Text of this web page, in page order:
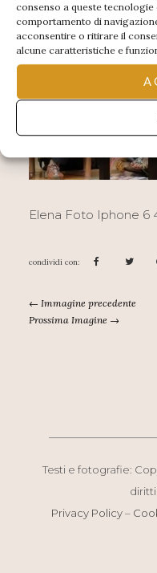
consenso a queste
comportamento di
acconsentire o ritirare il
alcune caratteristiche e
Elena Foto Iphone 6
← Immagine precedente
Prossima Imagine →
Testi e fotografie:
diritti
Privacy Policy–